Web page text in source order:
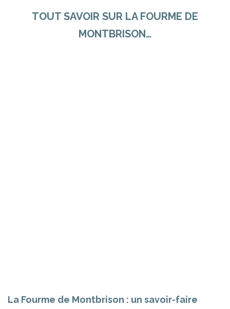
TOUT SAVOIR SUR LA FOURME DE
MONTBRISON…
La Fourme de Montbrison : un savoir-faire